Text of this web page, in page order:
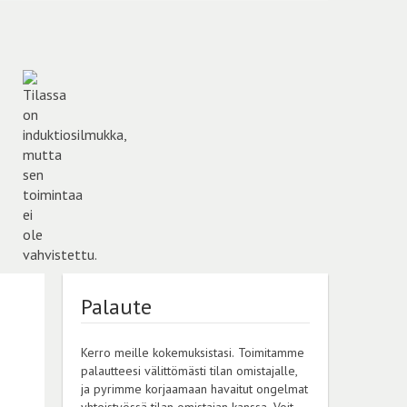
Palaute
Kerro meille kokemuksistasi. Toimitamme
palautteesi välittömästi tilan omistajalle,
ja pyrimme korjaamaan havaitut ongelmat